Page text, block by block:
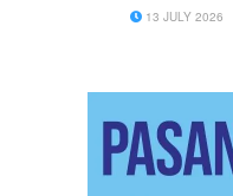
13 JULY 2026